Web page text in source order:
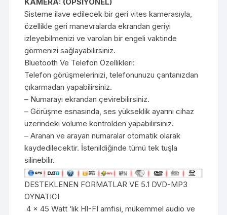
Sisteme ilave edilecek bir geri vites kamerasıyla,
özellikle geri manevralarda ekrandan geriyi
izleyebilmenizi ve varolan bir engeli vaktinde
görmenizi sağlayabilirsiniz.
Bluetooth Ve Telefon Özellikleri:
Telefon görüşmelerinizi, telefonunuzu çantanızdan
çıkarmadan yapabilirsiniz.
– Numarayı ekrandan çevirebilirsiniz.
– Görüşme esnasında, ses yükseklik ayarını cihaz
üzerindeki volume kontrolden yapabilirsiniz.
– Aranan ve arayan numaralar otomatik olarak
kaydedilecektir. İstenildiğinde tümü tek tuşla
silinebilir.
DESTEKLENEN FORMATLAR VE 5.1 DVD-MP3
OYNATICI
4 x 45 Watt ‘lık HI-FI amfisi, mükemmel audio ve